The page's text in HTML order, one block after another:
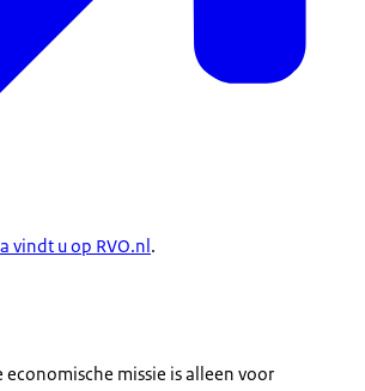
vindt u op RVO.nl.
economische missie is alleen voor